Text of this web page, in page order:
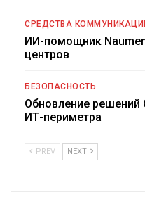
СРЕДСТВА
ИИ-помощник
центров
БЕЗОПАСНОСТЬ
Обновление решений
ИТ-периметра
PREV NEXT